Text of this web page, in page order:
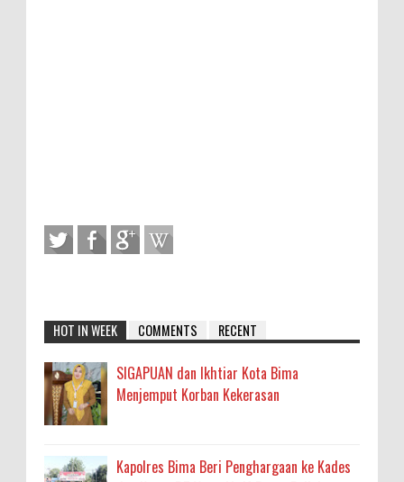
HOT IN WEEK COMMENTS RECENT
SIGAPUAN dan Ikhtiar Kota Bima
Menjemput Korban Kekerasan
Kapolres Bima Beri Penghargaan ke Kades